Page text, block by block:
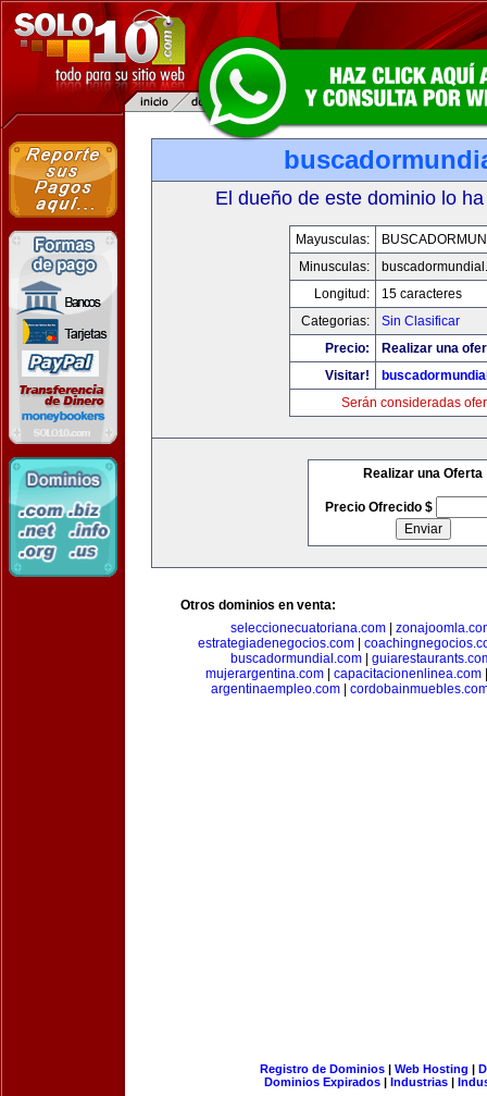
El dueño de este dominio lo
Mayusculas:
Minusculas:
Longitud:
15 caracteres
Categorias:
Sin Clasificar
Precio:
Realizar una
Visitar!
Serán consideradas
Realizar una Oferta
Precio Ofrecido $
Otros dominios en venta:
seleccionecuatoriana.com
estrategiadenegocios.com
buscadormundial.com|
mujerargentina.com| capacitacionenlinea.com
argentinaempleo.com|
Registro de Dominios| Web Hosting |
Dominios Expirados | Industrias |